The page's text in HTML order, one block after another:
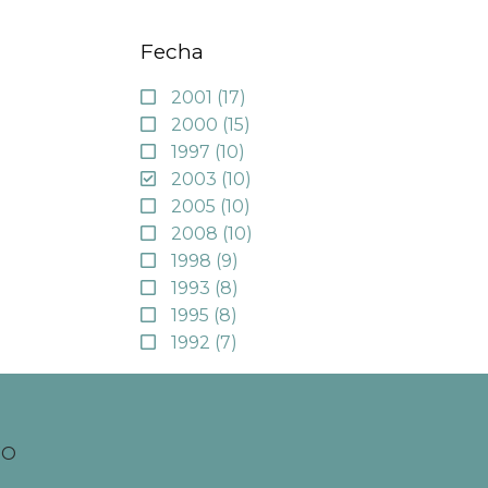
Fecha
2001 (17)
2000 (15)
1997 (10)
2003 (10)
2005 (10)
2008 (10)
1998 (9)
1993 (8)
1995 (8)
1992 (7)